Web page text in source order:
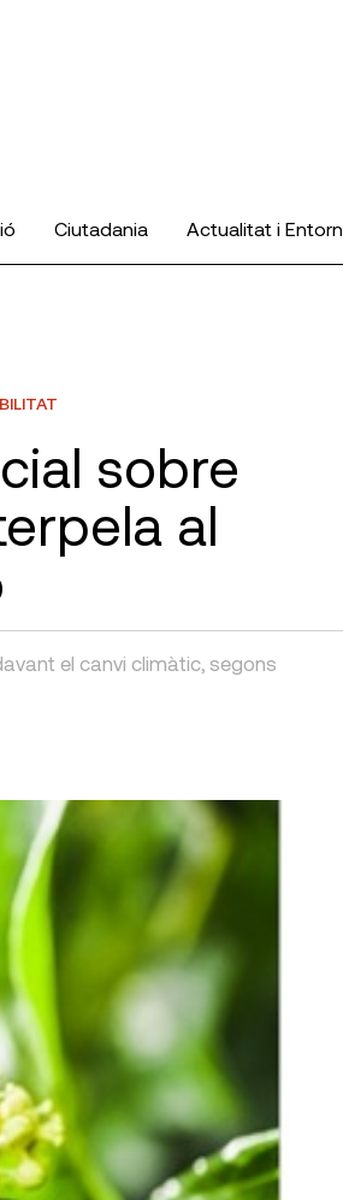
Ciutadania Actualitat i Entorn
sobre
al
el canvi climàtic, segons